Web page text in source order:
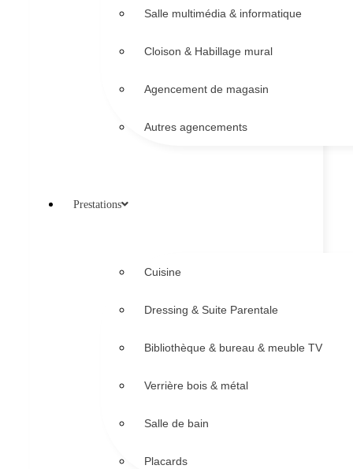
Salle multimédia & informatique
Cloison & Habillage mural
Agencement de magasin
Autres agencements
Prestations
Cuisine
Dressing & Suite Parentale
Bibliothèque & bureau & meuble TV
Verrière bois & métal
Salle de bain
Placards